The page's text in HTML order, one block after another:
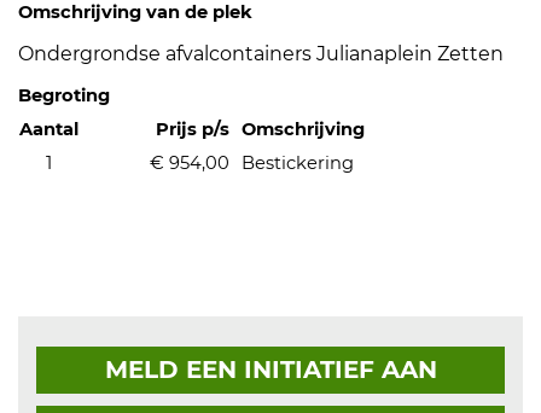
Omschrijving van de plek
Ondergrondse afvalcontainers Julianaplein Zetten
Begroting
Aantal
Prijs p/s Omschrijving
1
€ 954,00 Bestickering
MELD EEN INITIATIEF AAN